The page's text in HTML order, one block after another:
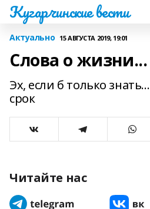
Кугарчинские вести
Актуально 15 АВГУСТА 2019, 19:01
Слова о жизни...
Эх, если б только
срок
Читайте нас